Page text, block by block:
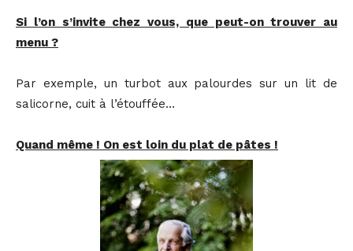
Si l’on s’invite chez vous, que peut-on trouver au
menu ?
Par exemple, un turbot aux palourdes sur un lit de
salicorne, cuit à l’étouffée…
Quand même ! On est loin du plat de pâtes !